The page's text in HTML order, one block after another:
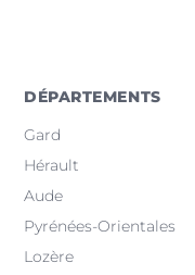
DÉPARTEMENTS
Gard
Hérault
Aude
Pyrénées-Orientales
Lozère